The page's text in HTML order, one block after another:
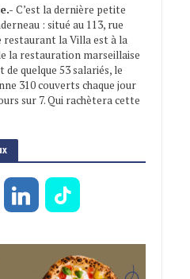
C’est la dernière petite
: situé au 113, rue
restaurant la Villa est à la
la restauration marseillaise
quelque 53 salariés, le
310 couverts chaque jour
sur 7. Qui rachètera cette